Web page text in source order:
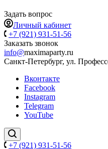
Задать вопрос
Личный кабинет
+7 (921) 931-51-56
Заказать звонок
info@maximaparty.ru
Санкт-Петербург, ул.
Вконтакте
Facebook
Instagram
Telegram
YouTube
+7 (921) 931-51-56